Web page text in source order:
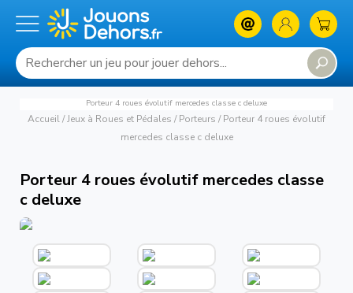
Porteur 4 roues évolutif mercedes classe c deluxe
Accueil/Jeux à Roues et Pédales / Porteurs / Porteur 4 roues évolutif
mercedes classe c deluxe
Porteur 4 roues évolutif mercedes classe
c deluxe